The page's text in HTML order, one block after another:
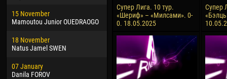
15 November
Mamoutou Junior OUEDRAOGO
18 November
Natus Jamel SWEN
07 January
Danila FOROV
09 March
Emmanuel AFETSE
Jayder Moreno ASPRILLA
22 March
Samba KONÉ
15
28
Супер Лига. 10 тур.
«Шериф» – «Милсами». 0-
0. 18.05.2025
Супер